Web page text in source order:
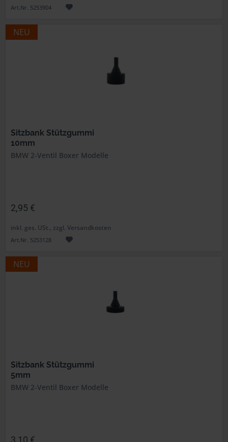
Art.Nr. 5253904
NEU
Sitzbank Stützgummi
10mm
BMW 2-Ventil Boxer Modelle
2,95 €
inkl. ges. USt., zzgl. Versandkosten
Art.Nr. 5253128
NEU
Sitzbank Stützgummi
5mm
BMW 2-Ventil Boxer Modelle
3,10 €